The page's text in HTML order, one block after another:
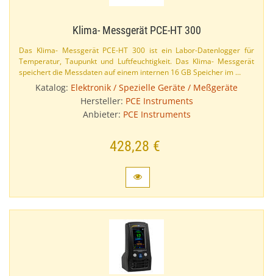
Klima- Messgerät PCE-​HT 300
Das Klima- Messgerät PCE-​HT 300 ist ein Labor-​Datenlogger für
Temperatur, Taupunkt und Luftfeuchtigkeit. Das Klima- Messgerät
speichert die Messdaten auf einem internen 16 GB Speicher im …
Katalog: Elektronik / Spezielle Geräte / Meßgeräte
Hersteller: PCE Instruments
Anbieter: PCE Instruments
428,28 €